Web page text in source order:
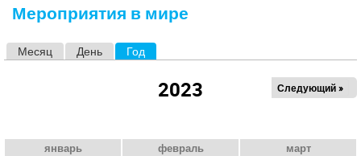
Мероприятия в мире
Месяц День Год
2023 Следующий »
январь февраль март